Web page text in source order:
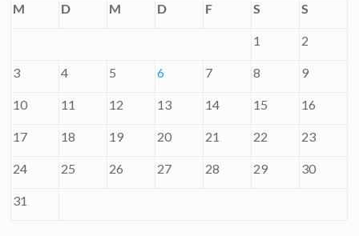
M D M D F S S
1 2
3 4 5 6 7 8 9
10 11 12 13 14 15 16
17 18 19 20 21 22 23
24 25 26 27 28 29 30
31